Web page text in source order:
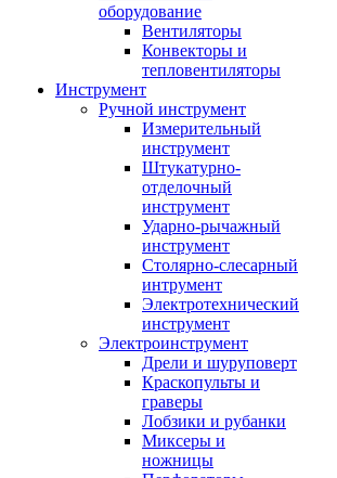
оборудование
Вентиляторы
Конвекторы и
тепловентиляторы
Инструмент
Ручной инструмент
Измерительный
инструмент
Штукатурно-
отделочный
инструмент
Ударно-рычажный
инструмент
Столярно-слесарный
интрумент
Электротехнический
инструмент
Электроинструмент
Дрели и шуруповерт
Краскопульты и
граверы
Лобзики и рубанки
Миксеры и
ножницы